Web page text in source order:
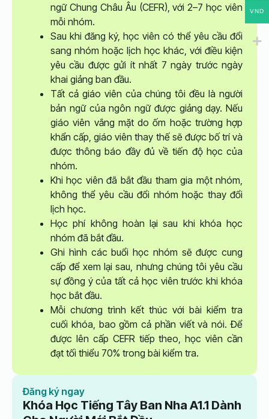
ngữ Chung Châu Âu (CEFR), với 2–7 học viên
mỗi nhóm.
Sau khi đăng ký, học viên có thể yêu cầu đổi
sang nhóm hoặc lịch học khác, với điều kiện
yêu cầu được gửi ít nhất 7 ngày trước ngày
khai giảng ban đầu.
Tất cả giáo viên của chúng tôi đều là người
bản ngữ của ngôn ngữ được giảng dạy. Nếu
giáo viên vắng mặt do ốm hoặc trường hợp
khẩn cấp, giáo viên thay thế sẽ được bố trí và
được thông báo đầy đủ về tiến độ học của
nhóm.
Khi học viên đã bắt đầu tham gia một nhóm,
không thể yêu cầu đổi nhóm hoặc thay đổi
lịch học.
Học phí không hoàn lại sau khi khóa học
nhóm đã bắt đầu.
Ghi hình các buổi học nhóm sẽ được cung
cấp để xem lại sau, nhưng chúng tôi yêu cầu
sự đồng ý của tất cả học viên trước khi khóa
học bắt đầu.
Mỗi chương trình kết thúc với bài kiểm tra
cuối khóa, bao gồm cả phần viết và nói. Để
được lên cấp CEFR tiếp theo, học viên cần
đạt tối thiểu 70% trong bài kiểm tra.
Đăng ký ngay
Khóa Học Tiếng Tây Ban Nha A1.1 Dành
VND